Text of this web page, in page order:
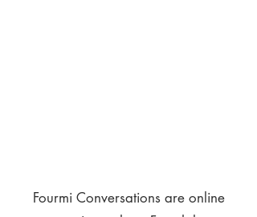
Fourmi Conversations are online